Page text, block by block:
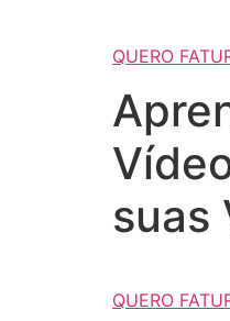
QUERO
suas
QUERO